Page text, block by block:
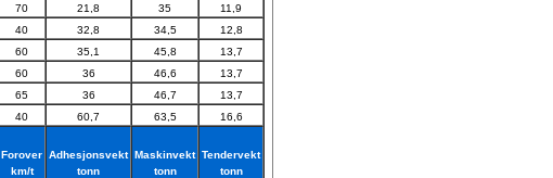
70 21,8 35
11,9
40 32,8 34,5
12,8
60 35,1 45,8
13,7
60 36 46,6
13,7
65 36 46,7
13,7
40 60,7 63,5 16,6
Forover
km/t
Adhesjonsvekt
tonn
Maskinvekt
tonn
Tendervekt
tonn